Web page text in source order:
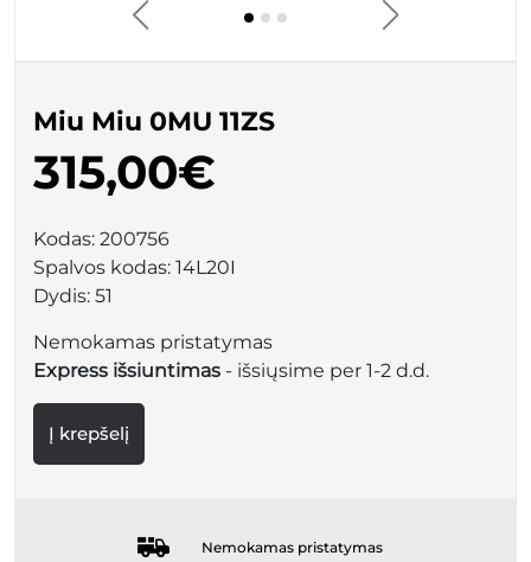
Miu Miu 0MU 11ZS
315,00€
Kodas: 200756
Spalvos kodas: 14L20I
Dydis: 51
Nemokamas pristatymas
Express išsiuntimas - išsiųsime per 1-2 d.d.
Į krepšelį
Nemokamas pristatymas